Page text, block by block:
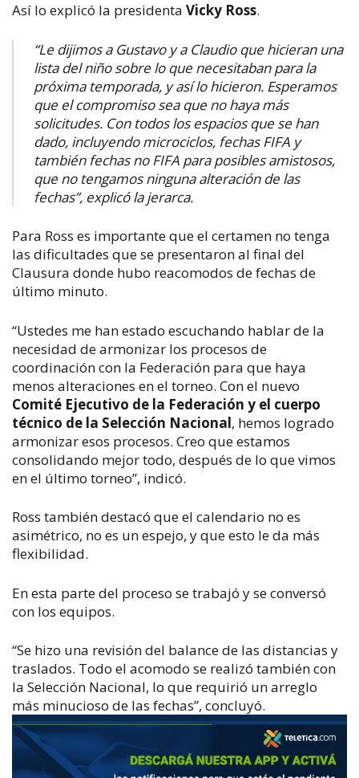
Así lo explicó la presidenta Vicky Ross.
“Le dijimos a Gustavo y a Claudio que hicieran una
lista del niño sobre lo que necesitaban para la
próxima temporada, y así lo hicieron. Esperamos
que el compromiso sea que no haya más
solicitudes. Con todos los espacios que se han
dado, incluyendo microciclos, fechas FIFA y
también fechas no FIFA para posibles amistosos,
que no tengamos ninguna alteración de las
fechas”, explicó la jerarca.
Para Ross es importante que el certamen no tenga
las dificultades que se presentaron al final del
Clausura donde hubo reacomodos de fechas de
último minuto.
“Ustedes me han estado escuchando hablar de la
necesidad de armonizar los procesos de
coordinación con la Federación para que haya
menos alteraciones en el torneo. Con el nuevo
Comité Ejecutivo de la Federación y el cuerpo
técnico de la Selección Nacional, hemos logrado
armonizar esos procesos. Creo que estamos
consolidando mejor todo, después de lo que vimos
en el último torneo”, indicó.
Ross también destacó que el calendario no es
asimétrico, no es un espejo, y que esto le da más
flexibilidad.
En esta parte del proceso se trabajó y se conversó
con los equipos.
“Se hizo una revisión del balance de las distancias y
traslados. Todo el acomodo se realizó también con
la Selección Nacional, lo que requirió un arreglo
más minucioso de las fechas”, concluyó.